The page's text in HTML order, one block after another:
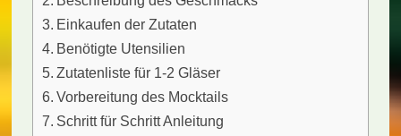
Einkaufen der Zutaten
Benötigte Utensilien
Zutatenliste für 1-2 Gläser
Vorbereitung des Mocktails
Schritt für Schritt Anleitung